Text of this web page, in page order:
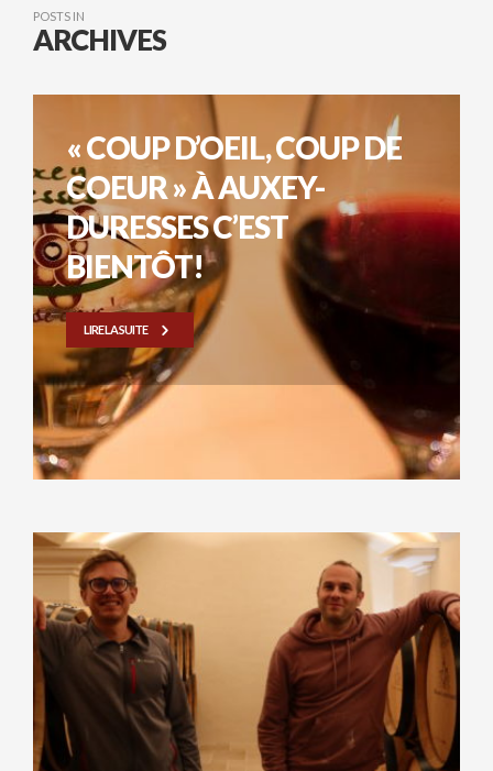
POSTS IN
ARCHIVES
« COUP D’OEIL, COUP DE
COEUR » À AUXEY-
DURESSES C’EST
BIENTÔT!
LIRE LA SUITE